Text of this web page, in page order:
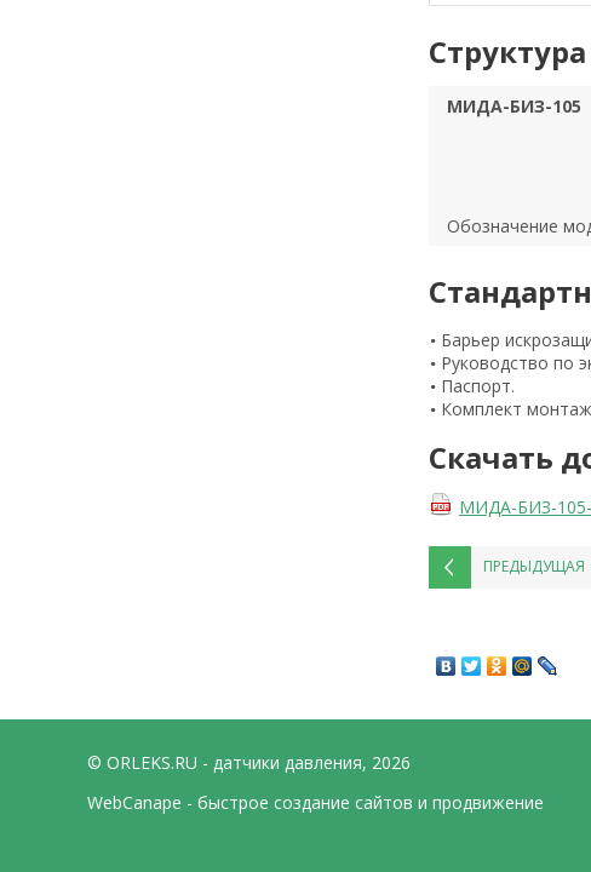
МИДА-БИЗ-105
Обозначение
Барьер
Руководство по
Паспорт.
Комплект
Скачать
МИДА-БИЗ-105-
ПРЕДЫДУЩАЯ
© ORLEKS.RU - датчики давления, 2026
WebCanape - быстрое создание сайтов и продвижение